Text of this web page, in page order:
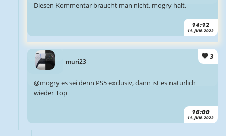
14:12
11. JUN. 2022
Diesen Kommentar braucht man nicht. mogry halt.
muri23
3
16:00
11. JUN. 2022
@mogry es sei denn PS5 exclusiv, dann ist es natürlich
wieder Top